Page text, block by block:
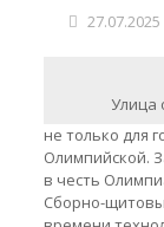
27.07.2025
Улица
не только для
Олимпийской.
в честь
Сборно-